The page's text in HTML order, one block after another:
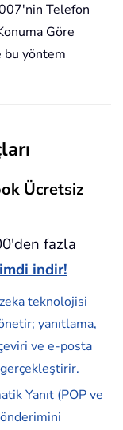
Telefon
Göre
bu yöntem
Ücretsiz
fazla
indir!
teknolojisi
yanıtlama,
ve e-posta
Yanıt (POP ve